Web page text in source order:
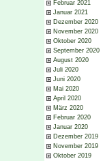
Februar 2021
Januar 2021
Dezember 2020
November 2020
Oktober 2020
September 2020
August 2020
Juli 2020
Juni 2020
Mai 2020
April 2020
März 2020
Februar 2020
Januar 2020
Dezember 2019
November 2019
Oktober 2019